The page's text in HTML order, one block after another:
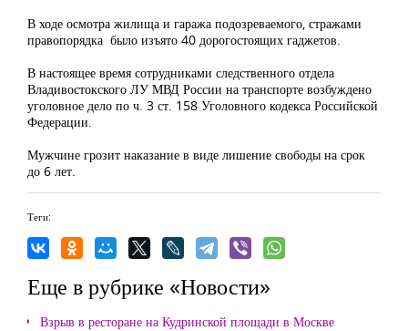
В ходе осмотра жилища и гаража подозреваемого, стражами
правопорядка было изъято 40 дорогостоящих гаджетов.
В настоящее время сотрудниками следственного отдела
Владивостокского ЛУ МВД России на транспорте возбуждено
уголовное дело по ч. 3 ст. 158 Уголовного кодекса Российской
Федерации.
Мужчине грозит наказание в виде лишение свободы на срок
до 6 лет.
Теги:
Еще в рубрике «Новости»
Взрыв в ресторане на Кудринской площади в Москве